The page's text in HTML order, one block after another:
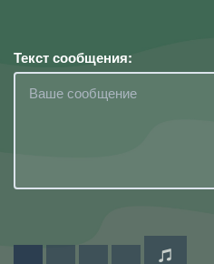
Текст сообщения: